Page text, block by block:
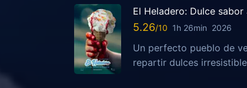
El Heladero: Dulce
5.26 1h 26min 2026
Un perfecto pueblo de
repartir dulces